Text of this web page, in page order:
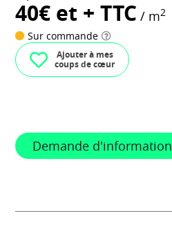
40€ et + TTC / m2
Sur commande
Ajouter à mes
coups de cœur
Demande d'information